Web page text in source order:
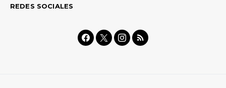
REDES SOCIALES